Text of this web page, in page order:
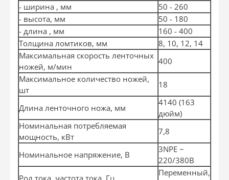
- ширина , мм
50 - 260
- высота, мм
50 - 180
- длина , мм
160 - 400
Толщина ломтиков, мм
8, 10, 12, 14
Максимальная скорость ленточных
ножей, м/мин
400
Максимальное количество ножей,
шт
18
Длина ленточного ножа, мм
4140 (163
дюйм)
Номинальная потребляемая
мощность, кВт
7,8
Номинальное напряжение, В
3NРЕ ~
220/380В
Род тока, частота тока, Гц
Переменный,